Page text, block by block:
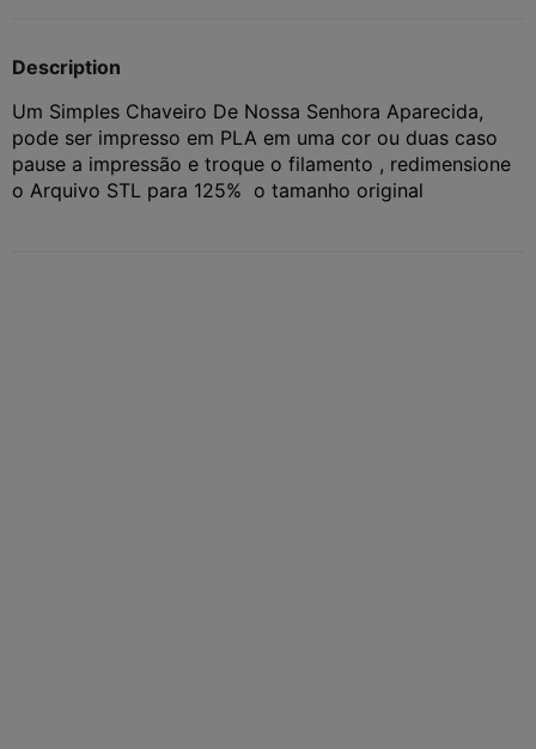
Description
Um Simples Chaveiro De Nossa Senhora Aparecida,
pode ser impresso em PLA em uma cor ou duas caso
pause a impressão e troque o filamento , redimensione
o Arquivo STL para 125% o tamanho original